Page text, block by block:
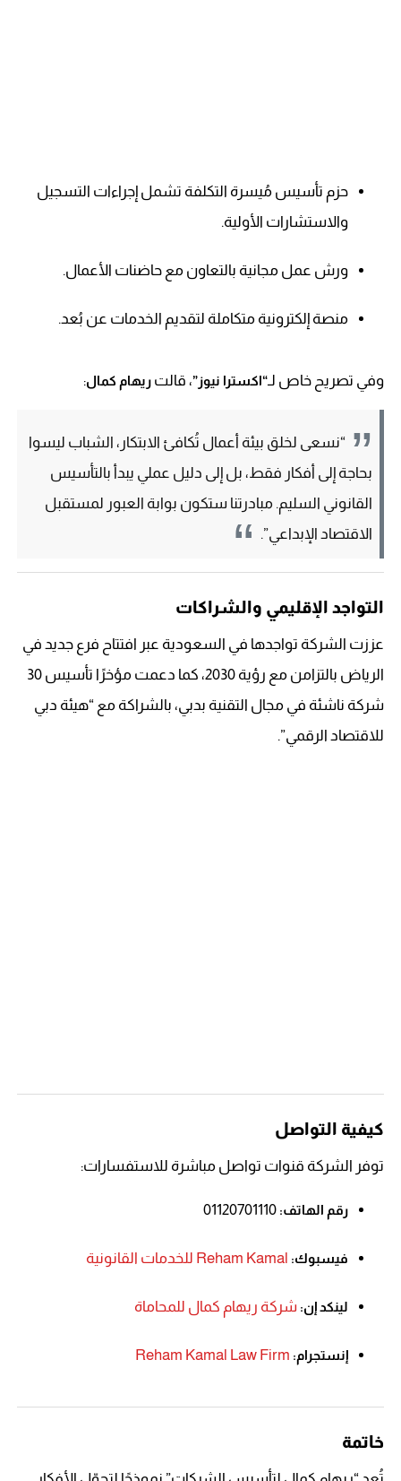
حزم تأسيس مُيسرة التكلفة تشمل إجراءات التسجيل
والاستشارات الأولية.
ورش عمل مجانية بالتعاون مع حاضنات الأعمال.
منصة إلكترونية متكاملة لتقديم الخدمات عن بُعد.
وفي تصريح خاص لـ“اكسترا نيوز”، قالت ريهام كمال:
“نسعى لخلق بيئة أعمال تُكافئ الابتكار، الشباب ليسوا
بحاجة إلى أفكار فقط، بل إلى دليل عملي يبدأ بالتأسيس
القانوني السليم. مبادرتنا ستكون بوابة العبور لمستقبل
الاقتصاد الإبداعي”.
التواجد الإقليمي والشراكات
عززت الشركة تواجدها في السعودية عبر افتتاح فرع جديد في
الرياض بالتزامن مع رؤية 2030، كما دعمت مؤخرًا تأسيس 30
شركة ناشئة في مجال التقنية بدبي، بالشراكة مع “هيئة دبي
للاقتصاد الرقمي”.
كيفية التواصل
توفر الشركة قنوات تواصل مباشرة للاستفسارات:
رقم الهاتف:
فيسبوك: Reham Kamal للخدمات القانونية
لينكد إن: شركة ريهام كمال للمحاماة
إنستجرام: Reham Kamal Law Firm
خاتمة